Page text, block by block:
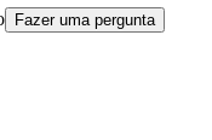
Fazer uma pergunta